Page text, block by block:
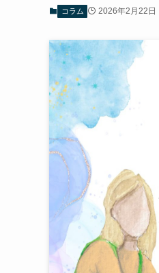
コラム 2026年2月22日